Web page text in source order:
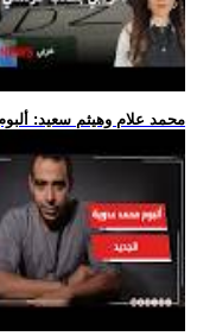
.. محمد علام وهيثم سعيد: